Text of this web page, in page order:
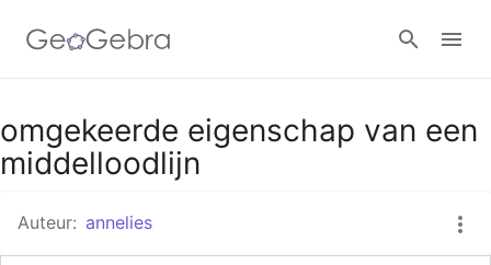
Google Classroom
omgekeerde eigenschap van een
middelloodlijn
Auteur: annelies